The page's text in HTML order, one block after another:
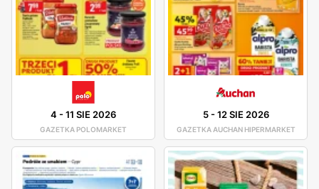
4 -11 SIE 2026
GAZETKA POLOMARKET
5-12 SIE 2026
GAZETKA AUCHAN HIPERMARKET